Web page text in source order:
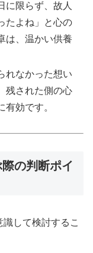
に限らず、故人
たよね」と心の
は、温かい供養
れなかった想い
残された側の心
効です。
の判断ポイ
して検討するこ